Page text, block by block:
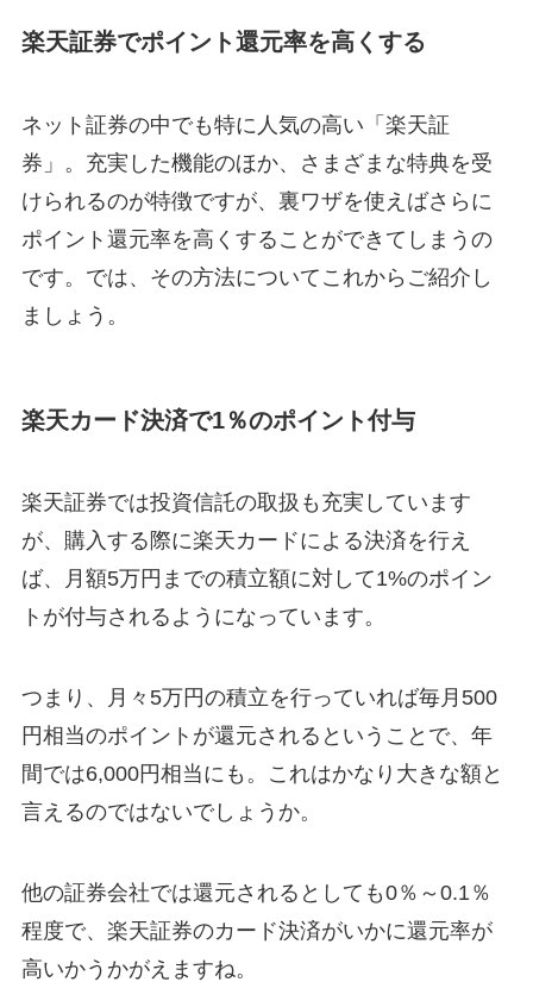
楽天証券でポイント還元率を高くする
ネット証券の中でも特に人気の高い「楽天証
券」。充実した機能のほか、さまざまな特典を受
けられるのが特徴ですが、裏ワザを使えばさらに
ポイント還元率を高くすることができてしまうの
です。では、その方法についてこれからご紹介し
ましょう。
楽天カード決済で1％のポイント付与
楽天証券では投資信託の取扱も充実しています
が、購入する際に楽天カードによる決済を行え
ば、月額5万円までの積立額に対して1%のポイン
トが付与されるようになっています。
つまり、月々5万円の積立を行っていれば毎月500
円相当のポイントが還元されるということで、年
間では6,000円相当にも。これはかなり大きな額と
言えるのではないでしょうか。
他の証券会社では還元されるとしても0％～0.1％
程度で、楽天証券のカード決済がいかに還元率が
高いかうかがえますね。